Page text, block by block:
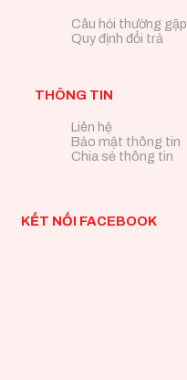
Câu hỏi thường gặp
Quy định đổi trả
THÔNG TIN
Liên hệ
Bảo mật thông tin
Chia sẻ thông tin
KẾT NỐI FACEBOOK